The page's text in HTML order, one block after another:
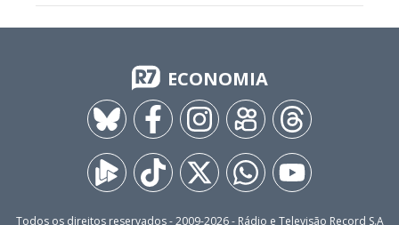
ECONOMIA
Todos os direitos reservados - 2009-2026- Rádio e Televisão Record S.A